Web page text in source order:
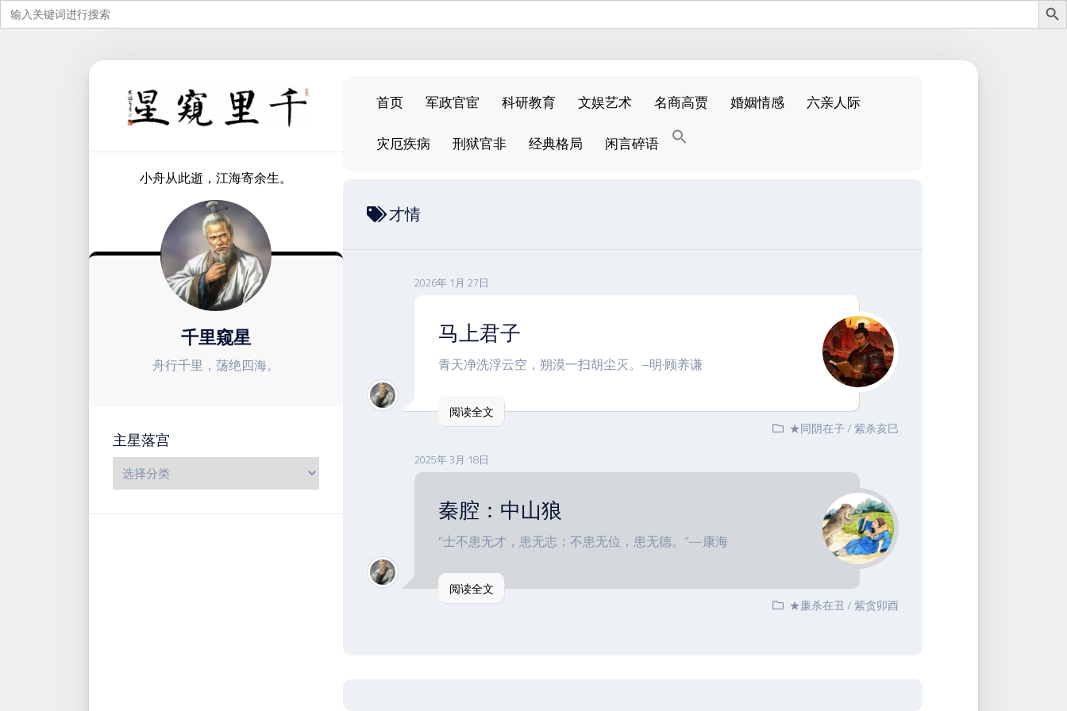
搜
索：
小舟从此逝，江海寄余生。
千里窥星
舟行千里，荡绝四海。
主星落宫
首页 军政官宦 科研教育 文娱艺术 名商高贾 婚姻情感
六亲人际
灾厄疾病
刑狱官非 经典格局 闲言碎语
才情
2026年 1月 27日
马上君子
青天净洗浮云空，朔漠一扫胡尘灭。–明·顾养谦
阅读全文
★同阴在子/紫杀亥巳
2025年 3月 18日
秦腔：中山狼
“士不患无才，患无志；不患无位，患无德。”—康海
阅读全文
★廉杀在丑/紫贪卯酉